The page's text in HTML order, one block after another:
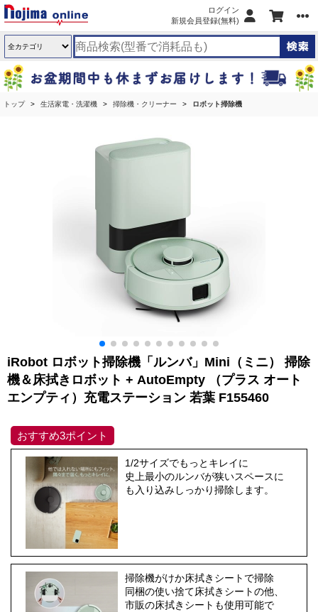
ログイン
新規会員登録(無料)
トップ 生活家電・洗濯機 掃除機・クリーナー ロボット掃除機
iRobot ロボット掃除機「ルンバ」Mini（ミニ） 掃除
機＆床拭きロボット + AutoEmpty （プラス オート
エンプティ）充電ステーション 若葉 F155460
おすすめ3ポイント
1/2サイズでもっとキレイに
史上最小のルンバが狭いスペースに
も入り込みしっかり掃除します。
掃除機がけか床拭きシートで掃除
同梱の使い捨て床拭きシートの他、
市販の床拭きシートも使用可能で